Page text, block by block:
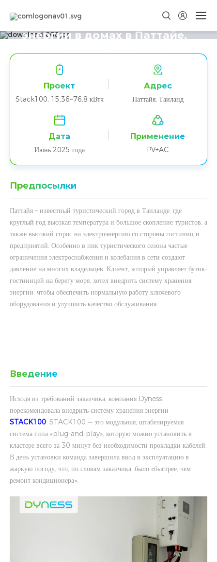
Проект Stack100 по хранению
энергии в домах в Паттайе,
Таиланд
Проект
Stack100, 15,36~76,8 кВтч
Адрес
Паттайя, Таиланд
Дата
Июнь 2025 года
Применение
PV+AC
Предпосылки
Паттайя – известный туристический город в Таиланде, где
круглый год высокая температура и большое скопление туристов, а
также высокий спрос на электроэнергию со стороны гостиниц и
предприятий. Особенно в пик туристического сезона частые
ограничения электроснабжения и колебания в сети создают
давление на многих владельцев. Клиент, который управляет бутик-
гостиницей на берегу моря, хотел внедрить систему хранения
энергии, чтобы обеспечить нормальную работу ключевого
оборудования и улучшить качество обслуживания.
Введение
Исходя из требований заказчика, компания Dyness
порекомендовала внедрить систему хранения энергии
STACK100. STACK100 — это модульная, штабелируемая
система типа «plug-and-play», которую можно установить в
кластере всего за 30 минут без необходимости прокладки кабелей.
В день установки команда завершила ввод в эксплуатацию в
жаркую погоду, что, по словам заказчика, было «быстрее, чем
ремонт кондиционера».